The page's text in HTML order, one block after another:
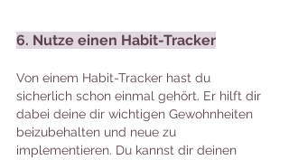
6. Nutze einen Habit-Tracker
Von einem Habit-Tracker hast du
sicherlich schon einmal gehört. Er hilft dir
dabei deine dir wichtigen Gewohnheiten
beizubehalten und neue zu
implementieren. Du kannst dir deinen